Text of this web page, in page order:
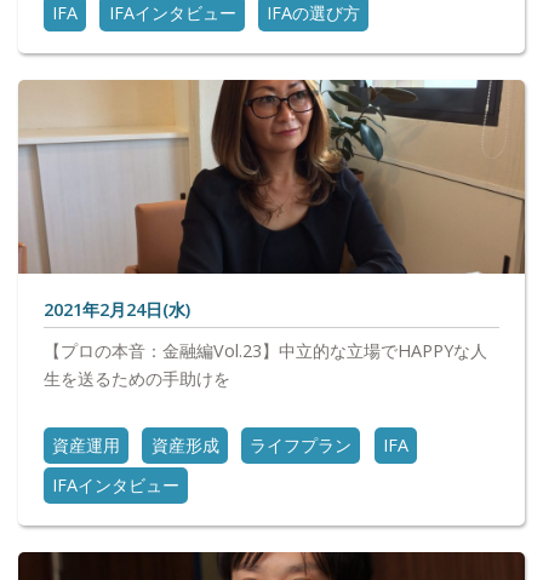
IFA IFAインタビュー IFAの選び方
2021年2月24日(水)
【プロの本音：金融編Vol.23】中立的な立場でHAPPYな人
生を送るための手助けを
資産運用 資産形成 ライフプラン
IFA
IFAインタビュー